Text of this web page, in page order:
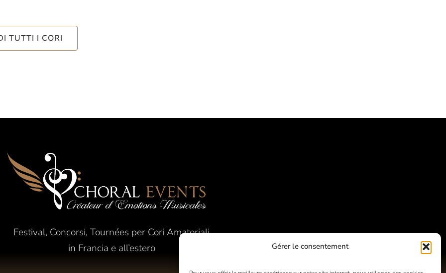
Gérer le consentement
TUTTI I CORI
Festival, Concorsi, Tournées per Cori Amatoriali
in Francia e all’estero